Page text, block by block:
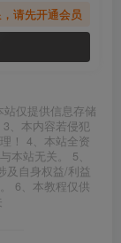
请先开通会员
仅提供信息存储
、本内容若侵犯
！ 4、本站全资
本站无关。 5、
及自身权益/利益
6、本教程仅供